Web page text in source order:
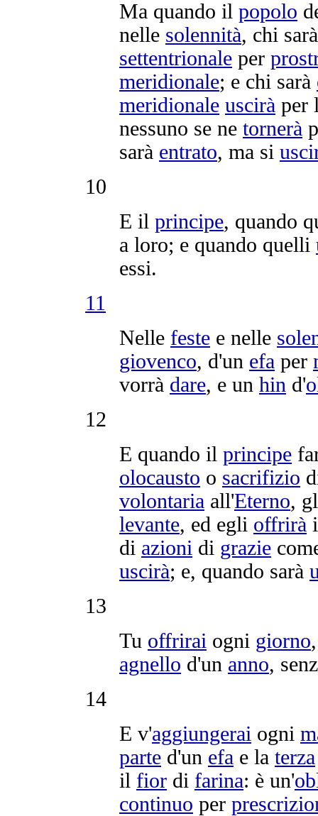
Ma quando il popolo
nelle solennità, chi
settentrionale per
meridionale; e chi sarà
meridionale uscirà per
nessuno se ne tornerà
sarà entrato, ma si
10
E il principe, quando
a loro; e quando quelli
essi.
11
Nelle feste e nelle
giovenco, d'un efa per
vorrà dare, e un hin d'
12
E quando il principe
olocausto o sacrifizio
volontaria all'Eterno,
levante, ed egli offrirà
di azioni di grazie
uscirà; e, quando sarà
13
Tu offrirai ogni giorno
agnello d'un anno,
14
E v'aggiungerai ogni
parte d'un efa e la terza
il fior di farina: è un'
continuo per